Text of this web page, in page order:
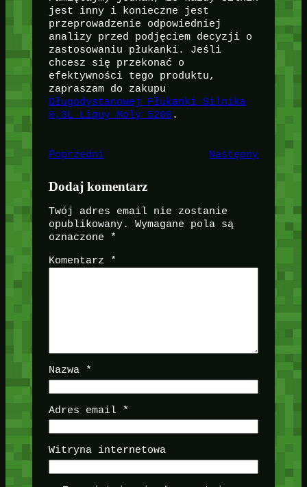
jest inny i konieczne jest
przeprowadzenie odpowiedniej
analizy przed podjęciem decyzji o
zastosowaniu płukanki. Jeśli
chcesz się przekonać o
efektywności tego produktu,
zapraszam do zakupu
Długodystanowej Płukanki Silnika
0,3L Liquy Moly 5200 .
Poprzedni Następny
Dodaj komentarz
Twój adres email nie zostanie
opublikowany.
Wymagane pola są
oznaczone
*
Komentarz *
Nazwa *
Adres email *
Witryna internetowa